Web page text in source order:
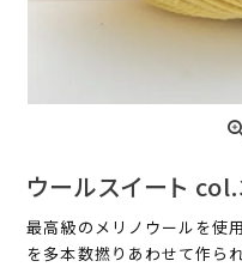
ウールスイート
最高級のメリノウールを使
を多本数撚りあわせて作ら